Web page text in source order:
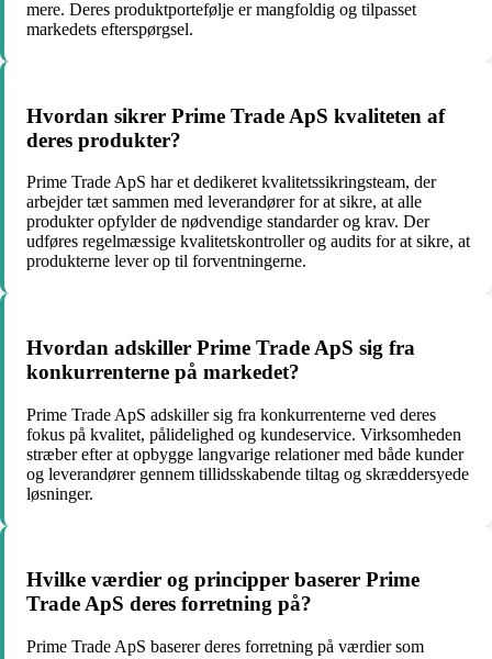
mere. Deres produktportefølje er mangfoldig og tilpasset
markedets efterspørgsel.
Hvordan sikrer Prime Trade ApS kvaliteten af
deres produkter?
Prime Trade ApS har et dedikeret kvalitetssikringsteam, der
arbejder tæt sammen med leverandører for at sikre, at alle
produkter opfylder de nødvendige standarder og krav. Der
udføres regelmæssige kvalitetskontroller og audits for at sikre, at
produkterne lever op til forventningerne.
Hvordan adskiller Prime Trade ApS sig fra
konkurrenterne på markedet?
Prime Trade ApS adskiller sig fra konkurrenterne ved deres
fokus på kvalitet, pålidelighed og kundeservice. Virksomheden
stræber efter at opbygge langvarige relationer med både kunder
og leverandører gennem tillidsskabende tiltag og skræddersyede
løsninger.
Hvilke værdier og principper baserer Prime
Trade ApS deres forretning på?
Prime Trade ApS baserer deres forretning på værdier som